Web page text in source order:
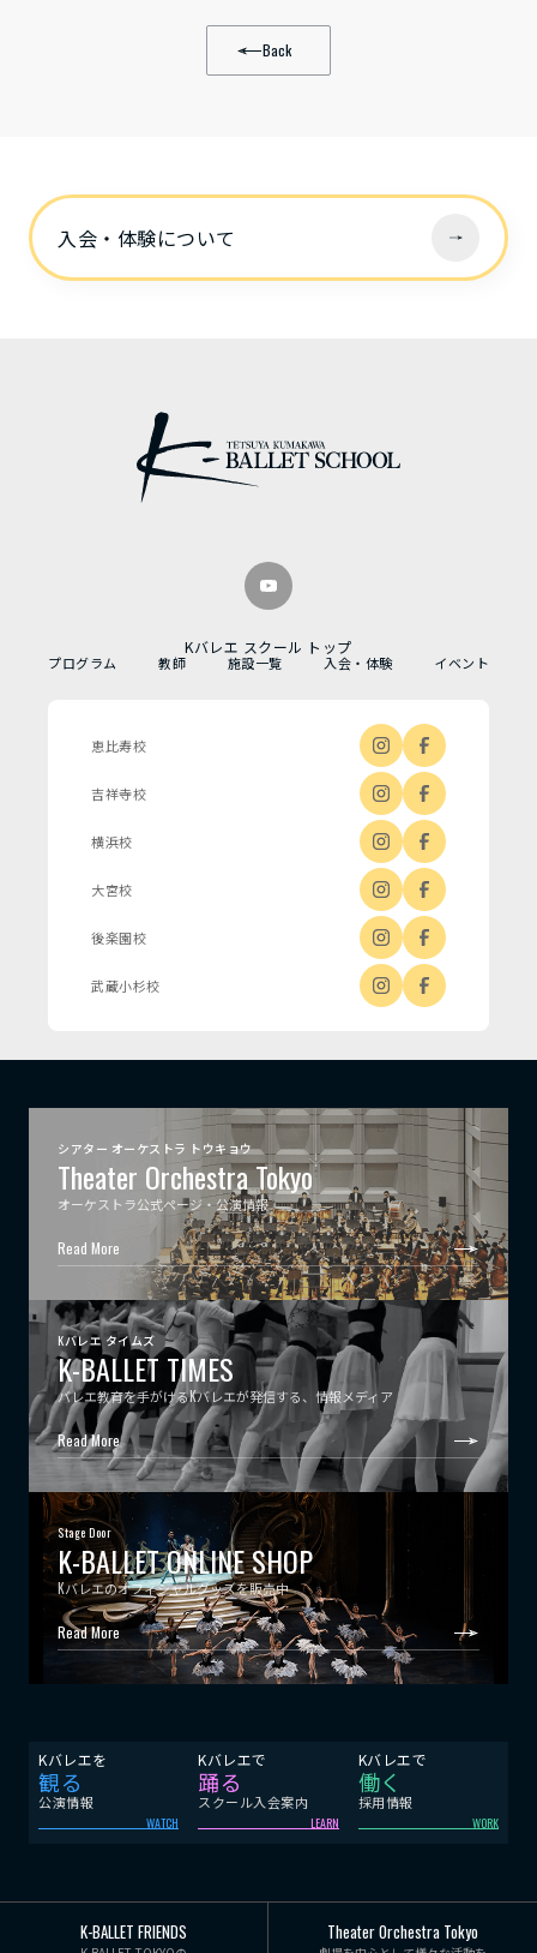
Back
入会・体験について
Kバレエ スクール トップ
プログラム 教師 施設一覧 入会・体験 イベント
恵比寿校
吉祥寺校
横浜校
大宮校
後楽園校
武蔵小杉校
シアター オーケストラ トウキョウ
Theater Orchestra Tokyo
オーケストラ公式ページ・公演情報
Read More
Kバレエ タイムズ
K-BALLET TIMES
バレエ教育を手がけるKバレエが発信する、情報メディア
Read More
Stage Door
K-BALLET ONLINE SHOP
Kバレエのオフィシャルグッズを販売中
Read More
Kバレエを
観る
公演情報
WATCH
Kバレエで
踊る
スクール入会案内
LEARN
Kバレエで
働く
採用情報
WORK
K-BALLET FRIENDS Theater Orchestra Tokyo